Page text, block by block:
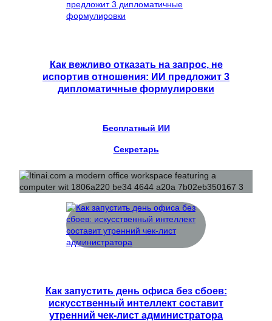
Как вежливо отказать на запрос, не
испортив отношения: ИИ предложит 3
дипломатичные формулировки
Бесплатный ИИ
Секретарь
Как запустить день офиса без сбоев:
искусственный интеллект составит
утренний чек-лист администратора